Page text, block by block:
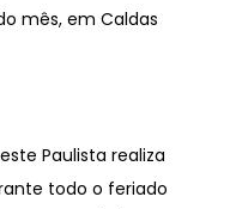
mês, em Caldas
Paulista realiza
todo o feriado